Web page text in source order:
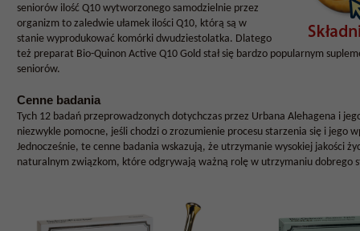
seniorów ilość Q10 wytworzonego samodzielnie przez
organizm to zaledwie ułamek ilości Q10, którą są w
stanie wyprodukować komórki dwudziestolatka. Dlatego
też preparat Bio-Quinon Active Q10 Gold stał się bardzo popularnym
seniorów.
Cenne badania
Tych 12 badań przeprowadzonych dotychczas przez Urbana Alehagena i
niezwykle pomocne, jeśli chodzi o zrozumienie procesu starzenia się i jego
Jednocześnie, te cenne badania wskazują, że utrzymanie wysokiej jakości
naturalnym związkom, które odgrywają ważną rolę w utrzymaniu dobrego